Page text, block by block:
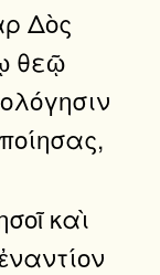
Δὸς
θεῷ
καὶ